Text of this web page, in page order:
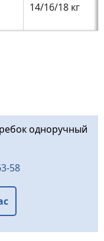
14/16/18 кг
одноручный
58